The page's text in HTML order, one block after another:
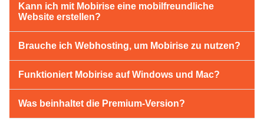
Kann ich mit Mobirise eine mobilfreundliche
Website erstellen?
Brauche ich Webhosting, um Mobirise zu nutzen?
Funktioniert Mobirise auf Windows und Mac?
Was beinhaltet die Premium-Version?